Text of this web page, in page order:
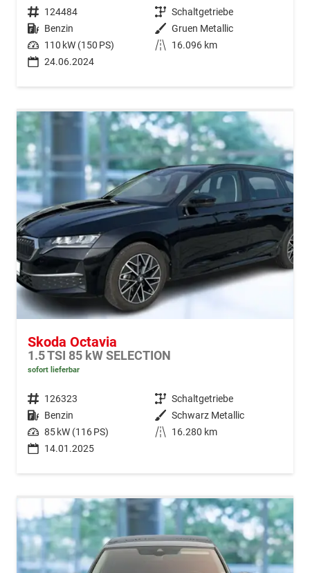
Fahrzeugnr. 124484 Getriebe Schaltgetriebe
Kraftstoff Benzin Außenfarbe Gruen Metallic
Leistung 110 kW (150 PS) Kilometerstand
16.096 km
24.06.2024
Skoda Octavia
1.5 TSI 85 kW SELECTION
sofort lieferbar
Fahrzeugnr. 126323 Getriebe Schaltgetriebe
Kraftstoff Benzin Außenfarbe Schwarz Metallic
Leistung 85 kW (116 PS) Kilometerstand
16.280 km
14.01.2025